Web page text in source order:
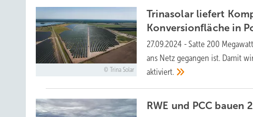
Trina Solar
Trinasolar liefert
Konversionfläche in
27.09.2024 - Satte 200
ans Netz gegangen ist. Damit
aktiviert.
RWE und PCC